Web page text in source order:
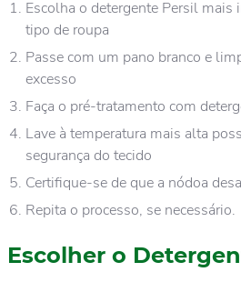
Escolha o detergente Persil mais
tipo de roupa
Passe com um pano branco e
excesso
Faça o pré-tratamento com
Lave à temperatura mais alta
segurança do tecido
Certifique-se de que a nódoa
Repita o processo, se necessário.
Escolher o